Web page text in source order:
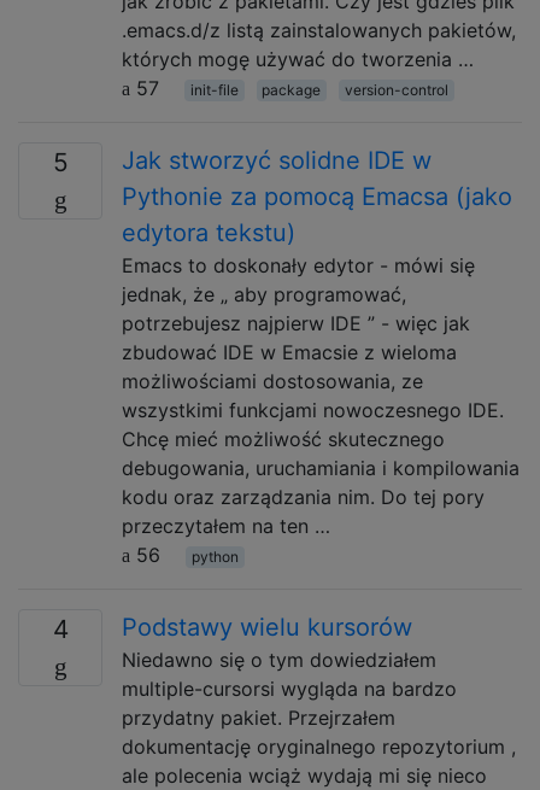
.emacs.d/z listą zainstalowanych pakietów,
których mogę używać do tworzenia …
57
init-file package version-control
5
Jak stworzyć solidne IDE w
Pythonie za pomocą Emacsa (jako
edytora tekstu)
Emacs to doskonały edytor - mówi się
jednak, że „ aby programować,
potrzebujesz najpierw IDE ” - więc jak
zbudować IDE w Emacsie z wieloma
możliwościami dostosowania, ze
wszystkimi funkcjami nowoczesnego IDE.
Chcę mieć możliwość skutecznego
debugowania, uruchamiania i kompilowania
kodu oraz zarządzania nim. Do tej pory
przeczytałem na ten …
56
python
4 Podstawy wielu kursorów
Niedawno się o tym dowiedziałem
multiple-cursorsi wygląda na bardzo
przydatny pakiet. Przejrzałem
dokumentację oryginalnego repozytorium ,
ale polecenia wciąż wydają mi się nieco